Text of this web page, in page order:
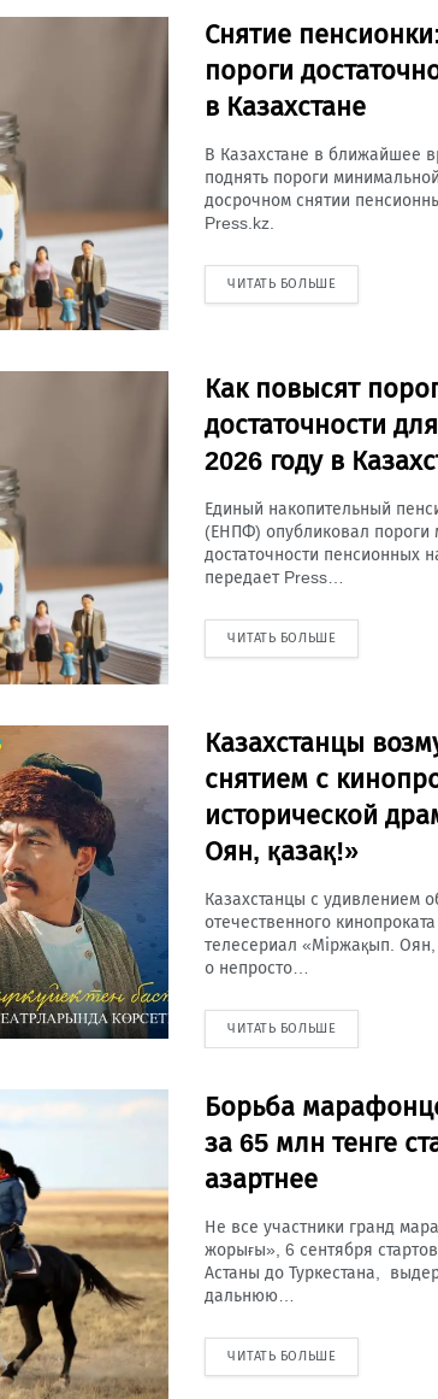
Снятие
пороги
в Казахстане
В Казахстане в ближайшее
поднять пороги
досрочном снятии
Press.kz.
ЧИТАТЬ БОЛЬШЕ
Как повысят
достаточности
2026 году в
Единый накопительный
(ЕНПФ) опубликовал пороги
достаточности пенсионных
передает Press…
ЧИТАТЬ БОЛЬШЕ
Казахстанцы
снятием с
исторической
Оян, қазақ!»
Казахстанцы с удивлением
отечественного
телесериал «Міржақып.
о непросто…
ЧИТАТЬ БОЛЬШЕ
Борьба
за 65 млн тенге
азартнее
Не все участники гранд
жорығы», 6 сентября
Астаны до Туркестана,
дальнюю…
ЧИТАТЬ БОЛЬШЕ